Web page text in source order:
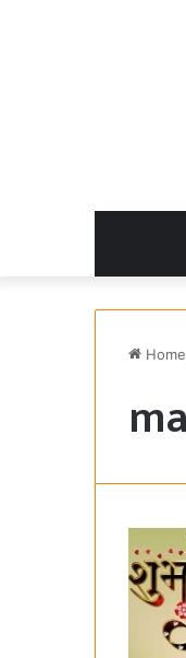
Home